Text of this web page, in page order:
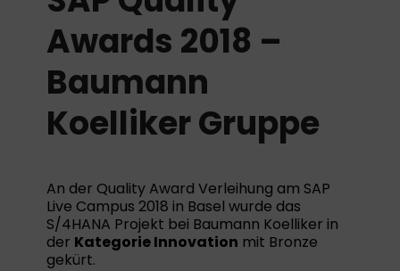
Awards 2018 –
Baumann
Koelliker Gruppe
An der Quality Award Verleihung am SAP
Live Campus 2018 in Basel wurde das
S/4HANA Projekt bei Baumann Koelliker in
der Kategorie Innovation mit Bronze
gekürt.